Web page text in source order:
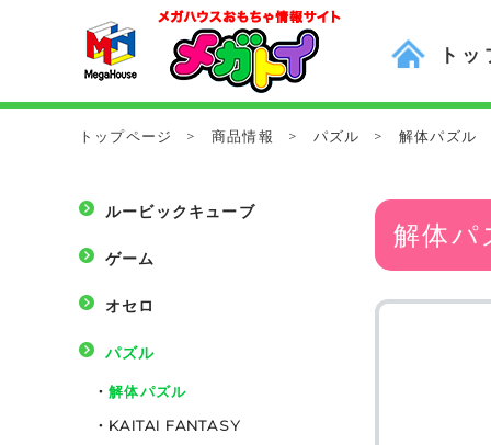
ト
トップページ > 商品情報 > パズル > 解体パズル
ルービックキューブ
ゲーム
オセロ
パズル
・解体パズル
・ KAITAI FANTASY
解体